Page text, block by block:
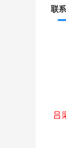
联
吕